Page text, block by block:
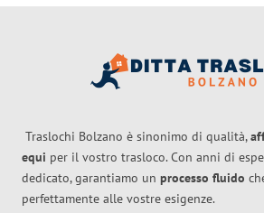
Traslochi Bolzano è sinonimo di qualità,
equi per il vostro trasloco. Con anni di
dedicato, garantiamo un processo fluido
perfettamente alle vostre esigenze.